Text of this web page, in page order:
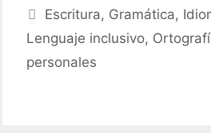
Tags
Escritura, Gramática,
Lenguaje inclusivo,
personales